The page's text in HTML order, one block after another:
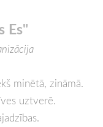
Es"
minētā, zināmā.
uztverē.